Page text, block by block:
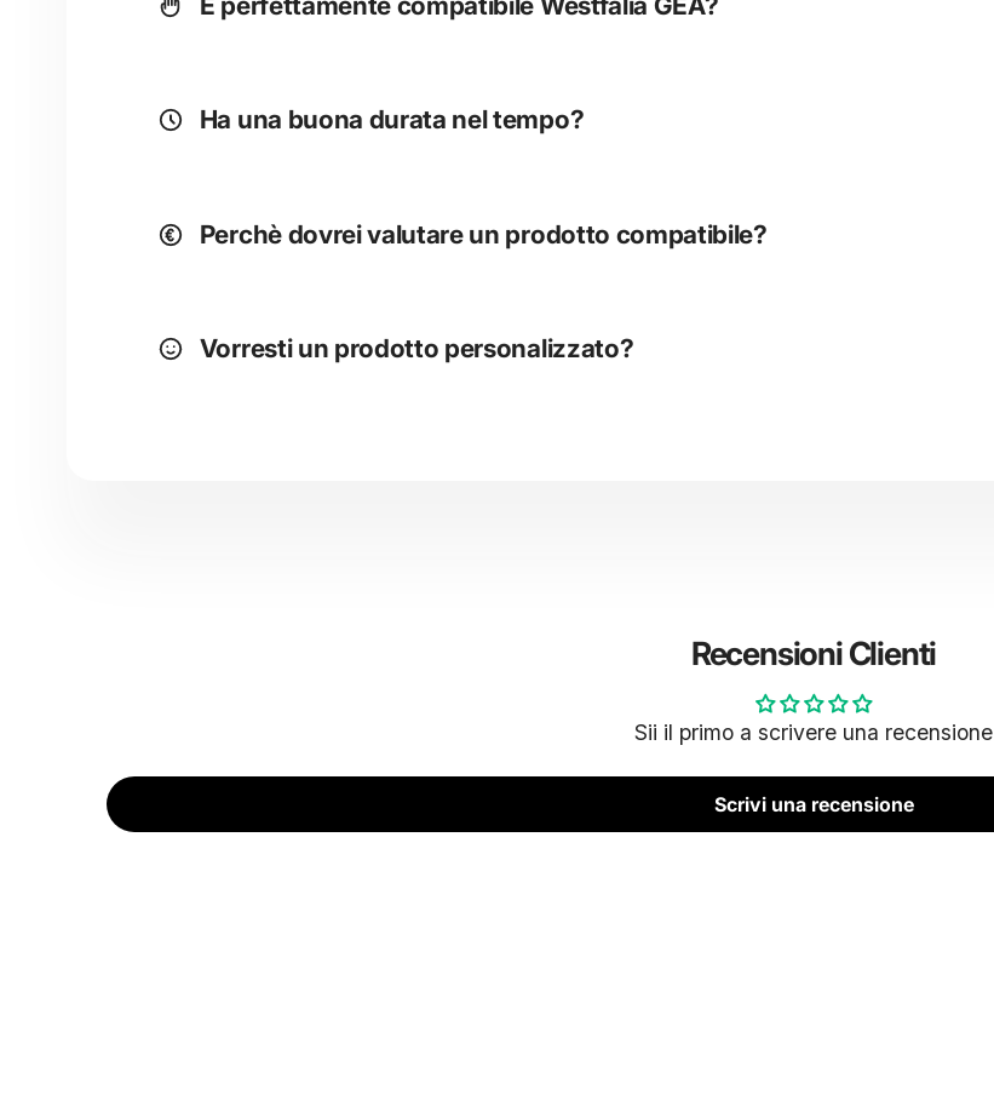
Ha una buona durata nel tempo?
Perchè dovrei valutare un prodotto compatibile?
Vorresti un prodotto personalizzato?
Recensioni Clienti
Sii il primo a scrivere una recensione
Scrivi una recensione